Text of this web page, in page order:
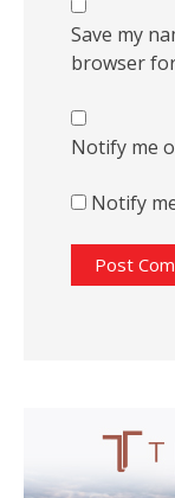
Save my
browser
Notify me
Notify